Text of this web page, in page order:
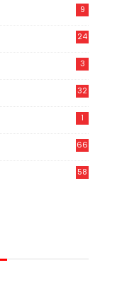
9
24
3
32
1
66
9
58
4